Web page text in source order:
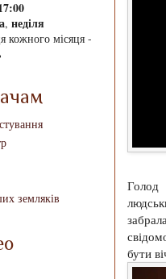
Голод
бути
, неділя
кожного місяця -
земляків